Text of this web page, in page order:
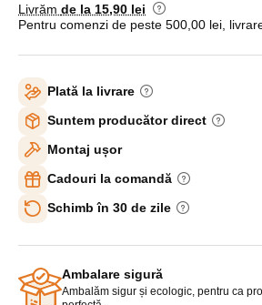
Livrăm de la 15,90 lei
Pentru comenzi de peste 500,00 lei,
Plată la livrare
Suntem producător direct
Montaj ușor
Cadouri la comandă
Schimb în 30 de zile
Ambalare sigură
Ambalăm sigur și ecologic, pentru ca